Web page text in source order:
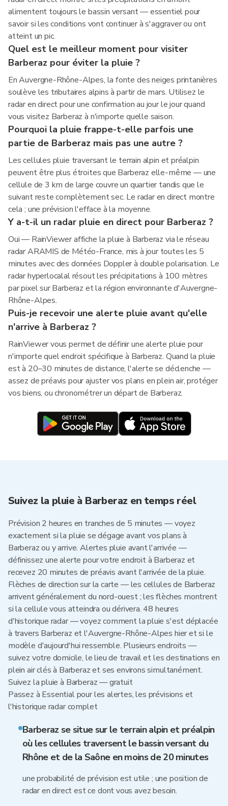
alimentent toujours le bassin versant — essentiel pour
savoir si les conditions vont continuer à s'aggraver ou ont
atteint un pic.
Quel est le meilleur moment pour visiter
Barberaz pour éviter la pluie ?
En Auvergne-Rhône-Alpes, la fonte des neiges printanières
soulève les tributaires alpins à partir de mars. Utilisez le
radar en direct pour une confirmation au jour le jour quand
vous visitez Barberaz à n'importe quelle saison.
Pourquoi la pluie frappe-t-elle parfois une
partie de Barberaz mais pas une autre ?
Les cellules pluie traversant le terrain alpin et préalpin
peuvent être plus étroites que Barberaz elle-même — une
cellule de 3 km de large couvre un quartier tandis que le
suivant reste complètement sec. Le radar en direct montre
cela ; une prévision l'efface à la moyenne.
Y a-t-il un radar pluie en direct pour Barberaz ?
Oui — RainViewer affiche la pluie à Barberaz via le réseau
radar ARAMIS de Météo-France, mis à jour toutes les 5
minutes avec des données Doppler à double polarisation. Le
radar hyperlocalal résout les précipitations à 100 mètres
par pixel sur Barberaz et la région environnante d'Auvergne-
Rhône-Alpes.
Puis-je recevoir une alerte pluie avant qu'elle
n'arrive à Barberaz ?
RainViewer vous permet de définir une alerte pluie pour
n'importe quel endroit spécifique à Barberaz. Quand la pluie
est à 20–30 minutes de distance, l'alerte se déclenche —
assez de préavis pour ajuster vos plans en plein air, protéger
vos biens, ou chronométrer un départ de Barberaz.
Suivez la pluie à Barberaz en temps réel
Prévision 2 heures en tranches de 5 minutes — voyez
exactement si la pluie se dégage avant vos plans à
Barberaz ou y arrive. Alertes pluie avant l'arrivée —
définissez une alerte pour votre endroit à Barberaz et
recevez 20 minutes de préavis avant l'arrivée de la pluie.
Flèches de direction sur la carte — les cellules de Barberaz
arrivent généralement du nord-ouest ; les flèches montrent
si la cellule vous atteindra ou dérivera. 48 heures
d'historique radar — voyez comment la pluie s'est déplacée
à travers Barberaz et l'Auvergne-Rhône-Alpes hier et si le
modèle d'aujourd'hui ressemble. Plusieurs endroits —
suivez votre domicile, le lieu de travail et les destinations en
plein air clés à Barberaz et ses environs simultanément.
Suivez la pluie à Barberaz — gratuit
Passez à Essential pour les alertes, les prévisions et
l'historique radar complet
Barberaz se situe sur le terrain alpin et préalpin
où les cellules traversent le bassin versant du
Rhône et de la Saône en moins de 20 minutes
une probabilité de prévision est utile ; une position de
radar en direct est ce dont vous avez besoin.